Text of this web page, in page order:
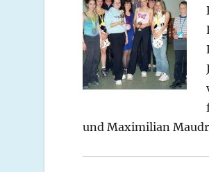
und Maximilian